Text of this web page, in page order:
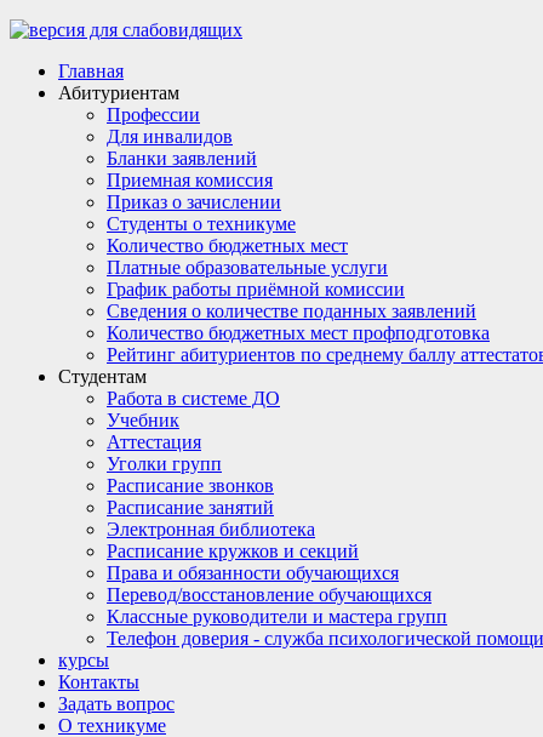
Главная
Абитуриентам
Профессии
Для инвалидов
Бланки заявлений
Приемная комиссия
Приказ о зачислении
Студенты о техникуме
Количество бюджетных мест
Платные образовательные услуги
График работы приёмной комиссии
Сведения о количестве поданных заявлений
Количество бюджетных мест профподготовка
Рейтинг абитуриентов по среднему баллу
Студентам
Работа в системе ДО
Учебник
Аттестация
Уголки групп
Расписание звонков
Расписание занятий
Электронная библиотека
Расписание кружков и секций
Права и обязанности обучающихся
Перевод/восстановление обучающихся
Классные руководители и мастера групп
Телефон доверия - служба психологической помощи
курсы
Контакты
Задать вопрос
О техникуме